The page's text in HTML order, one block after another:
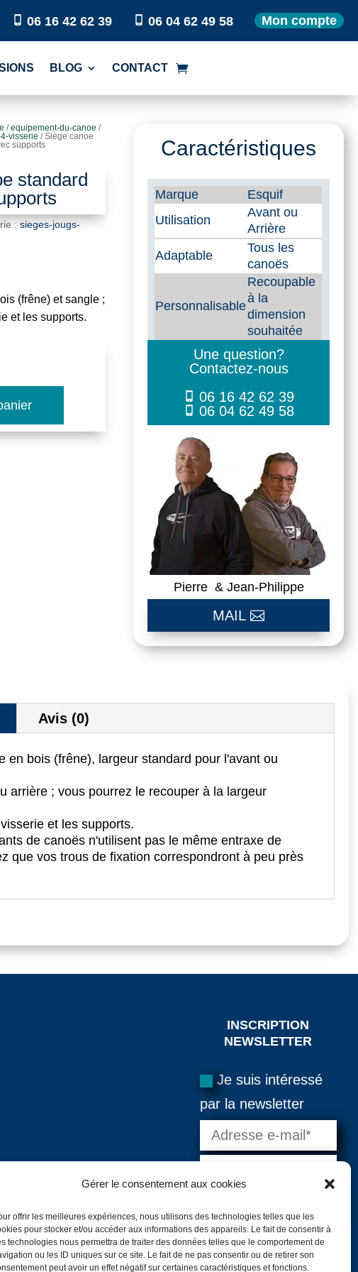
Gérer le consentement aux cookies
offrir les meilleures expériences, nous utilisons des technologies telles que les
pour stocker et/ou accéder aux informations des appareils. Le fait de consentir à
technologies nous permettra de traiter des données telles que le comportement de
ou les ID uniques sur ce site. Le fait de ne pas consentir ou de retirer son
peut avoir un effet négatif sur certaines caractéristiques et fonctions.
06 16 42 62 39 06 04 62 49 58 Mon compte
BLOG CONTACT
/equipement-du-canoe /
visserie / Siège canoe
supports
standard
:sieges-jougs-
(frêne) et sangle ;
et les supports.
Caractéristiques
Marque
Esquif
Utilisation
Avant ou
Arrière
Adaptable
Tous les
canoës
Personnalisable
Recoupable
à la
dimension
souhaitée
Une question?
Contactez-nous
06 16 42 62 39
06 04 62 49 58
Pierre & Jean-Philippe
MAIL
Avis (0)
en bois (frêne), largeur standard pour l'avant ou
arrière ; vous pourrez le recouper à la largeur
et les supports.
de canoës n'utilisent pas le même entraxe de
que vos trous de fixation correspondront à peu près
INSCRIPTION
NEWSLETTER
Je suis intéressé
par la newsletter
10 + 3=
VALIDER